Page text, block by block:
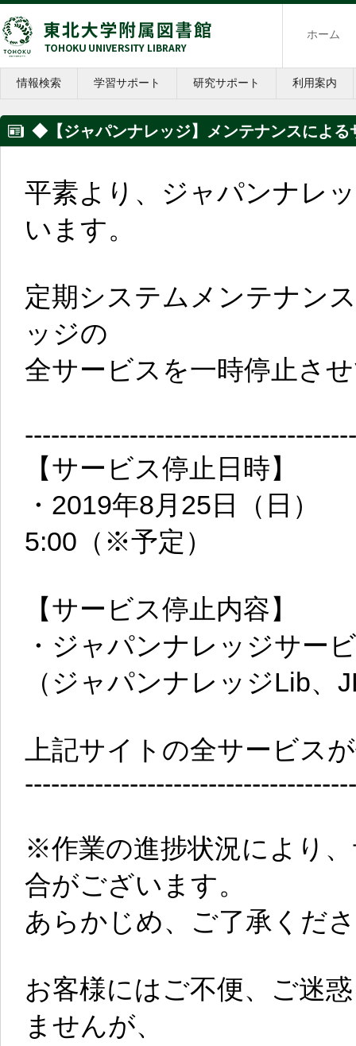
ホーム
情報検索 学習サポート 研究サポート 利用案内
◆【ジャパンナレッジ】メンテナンスによる
平素より、ジャパンナレ
います。
定期システムメンテナン
ッジの
全サービスを一時停止さ
【サービス停止日時】
・2019年8月25日（日）
5:00（※予定）
【サービス停止内容】
・ジャパンナレッジサー
（ジャパンナレッジLib
上記サイトの全サービス
※作業の進捗状況により
合がございます。
あらかじめ、ご了承くだ
お客様にはご不便、ご迷
ませんが、